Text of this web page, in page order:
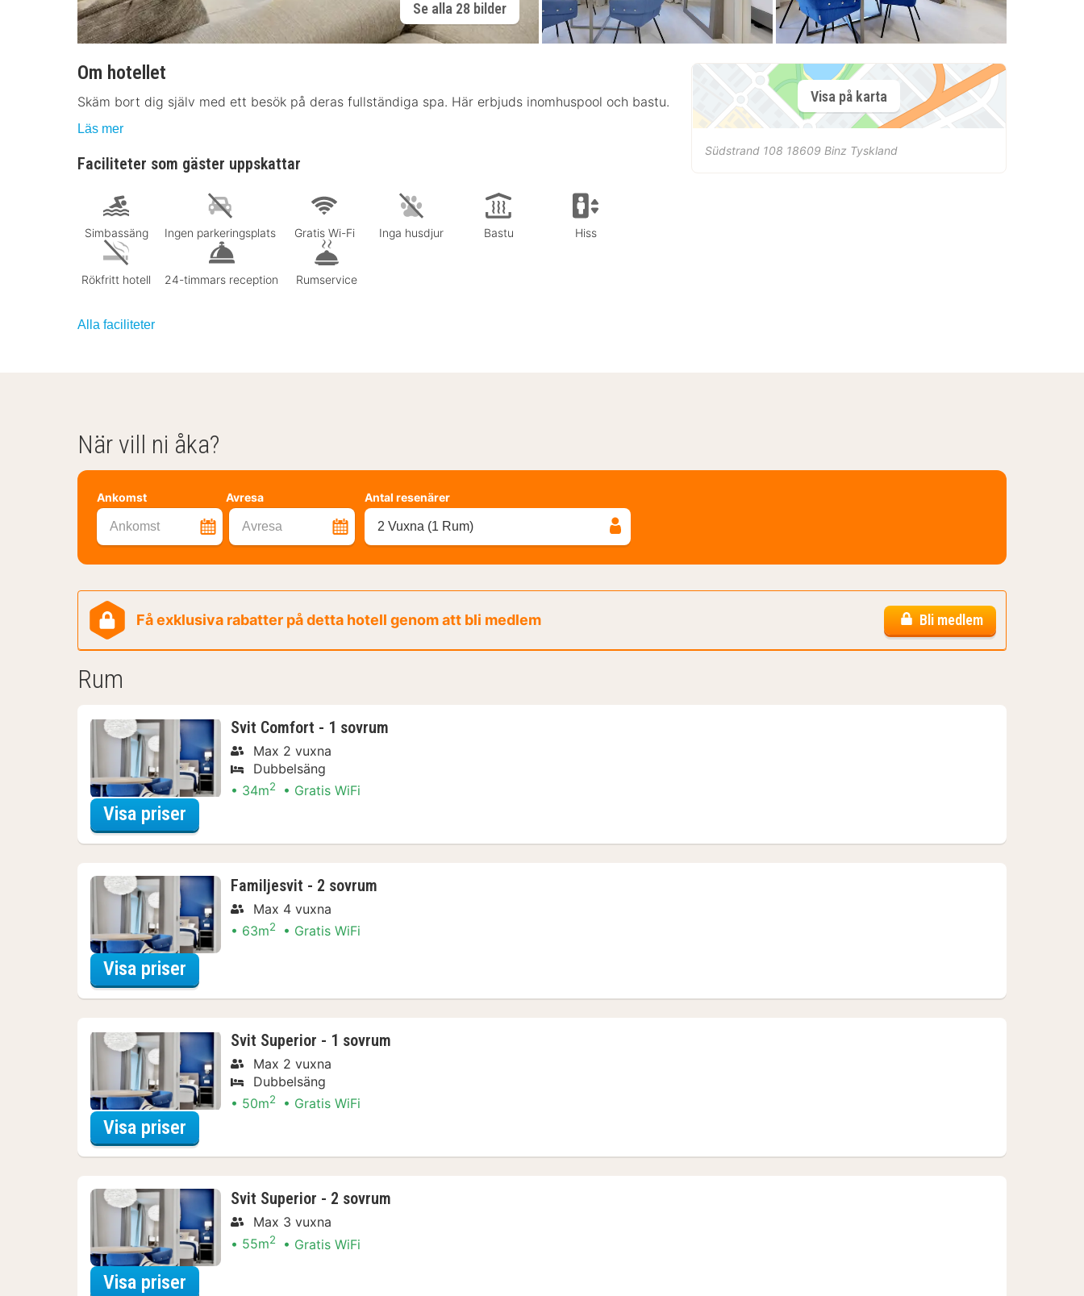
Se alla 28 bilder
Om hotellet
Skäm bort dig själv med ett besök på deras fullständiga spa. Här erbjuds inomhuspool och bastu.
Läs mer
Faciliteter som gäster uppskattar
Simbassäng Ingen parkeringsplats Gratis Wi-Fi Inga husdjur Bastu Hiss
Rökfritt hotell 24-timmars reception Rumservice
Alla faciliteter
Visa på karta
Südstrand 108 18609 Binz Tyskland
När vill ni åka?
Ankomst Avresa
Ankomst Avresa
Antal resenärer
2 Vuxna (1 Rum)
Få exklusiva rabatter på detta hotell genom att bli medlem Bli medlem
Rum
Svit Comfort - 1 sovrum
Max 2 vuxna
Dubbelsäng
34m2 Gratis WiFi
Visa priser
Familjesvit - 2 sovrum
Max 4 vuxna
63m2 Gratis WiFi
Visa priser
Svit Superior - 1 sovrum
Max 2 vuxna
Dubbelsäng
50m2 Gratis WiFi
Visa priser
Svit Superior - 2 sovrum
Max 3 vuxna
55m2 Gratis WiFi
Visa priser